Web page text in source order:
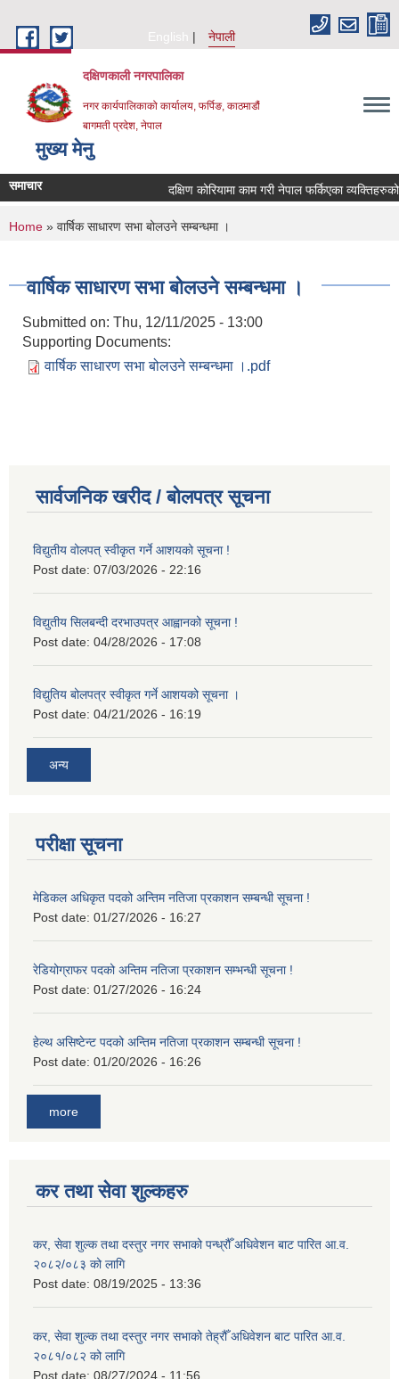
English
नेपाली
दक्षिणकाली नगरपालिका
नगर कार्यपालिकाको कार्यालय, फर्पिङ, काठमाडौं
बागमती प्रदेश, नेपाल
मुख्य मेनु
समाचार दक्षिण कोरियामा काम गरी नेपाल फर्किएका
You are here
Home » वार्षिक साधारण सभा बोलउने सम्बन्धमा ।
वार्षिक साधारण सभा बोलउने सम्बन्धमा ।
Submitted on: Thu, 12/11/2025 - 13:00
Supporting Documents:
वार्षिक साधारण सभा बोलउने सम्बन्धमा ।.pdf
सार्वजनिक खरीद / बोलपत्र सूचना
विद्युतीय वोलपत् स्वीकृत गर्ने आशयको सूचना !
Post date: 07/03/2026 - 22:16
विद्युतीय सिलबन्दी दरभाउपत्र आह्वानको सूचना !
Post date: 04/28/2026 - 17:08
विद्युतिय बोलपत्र स्वीकृत गर्ने आशयको सूचना ।
Post date: 04/21/2026 - 16:19
अन्य
परीक्षा सूचना
मेडिकल अधिकृत पदको अन्तिम नतिजा प्रकाशन सम्बन्धी सूचना !
Post date: 01/27/2026 - 16:27
रेडियोग्राफर पदको अन्तिम नतिजा प्रकाशन सम्भन्धी सूचना !
Post date: 01/27/2026 - 16:24
हेल्थ असिष्टेन्ट पदको अन्तिम नतिजा प्रकाशन सम्बन्धी सूचना !
Post date: 01/20/2026 - 16:26
more
कर तथा सेवा शुल्कहरु
कर, सेवा शुल्क तथा दस्तुर नगर सभाको पन्ध्रौँ अधिवेशन बाट पारित आ.व.
२०८२/०८३ को लागि
Post date: 08/19/2025 - 13:36
कर, सेवा शुल्क तथा दस्तुर नगर सभाको तेह्रौँ अधिवेशन बाट पारित आ.व.
२०८१/०८२ को लागि
Post date: 08/27/2024 - 11:56